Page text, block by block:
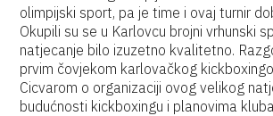
olimpijski sport, pa je time i ovaj turnir
Okupili su se u Karlovcu brojni vrhunski
natjecanje bilo izuzetno kvalitetno.
prvim čovjekom karlovačkog
Cicvarom o organizaciji ovog velikog
budućnosti kickboxingu i planovima